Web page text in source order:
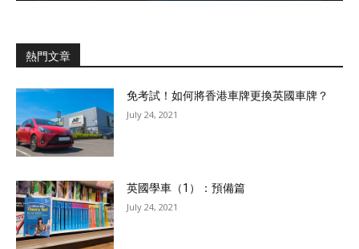
熱門文章
免考試！如何將香港車牌更換英國車牌？
July 24, 2021
英國學車（1）：預備篇
July 24, 2021